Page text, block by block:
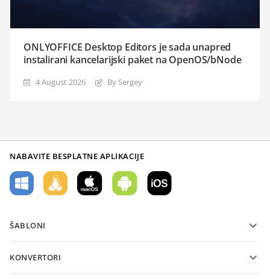
ONLYOFFICE Desktop Editors je sada unapred
instalirani kancelarijski paket na OpenOS/bNode
4 August 2026 By Sergey
NABAVITE BESPLATNE APLIKACIJE
ŠABLONI
Šabloni tekstualnih dokumenata
KONVERTORI